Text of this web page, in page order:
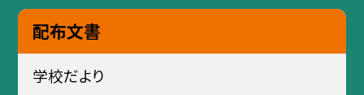
配布文書
学校だより